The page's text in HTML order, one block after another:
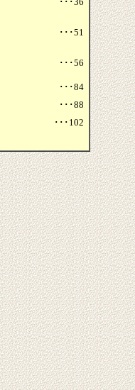
･･･51
･･･56
･･･84
･･･88
･･･102